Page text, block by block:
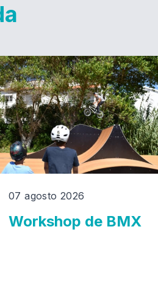
07 agosto 2026
Workshop de BMX